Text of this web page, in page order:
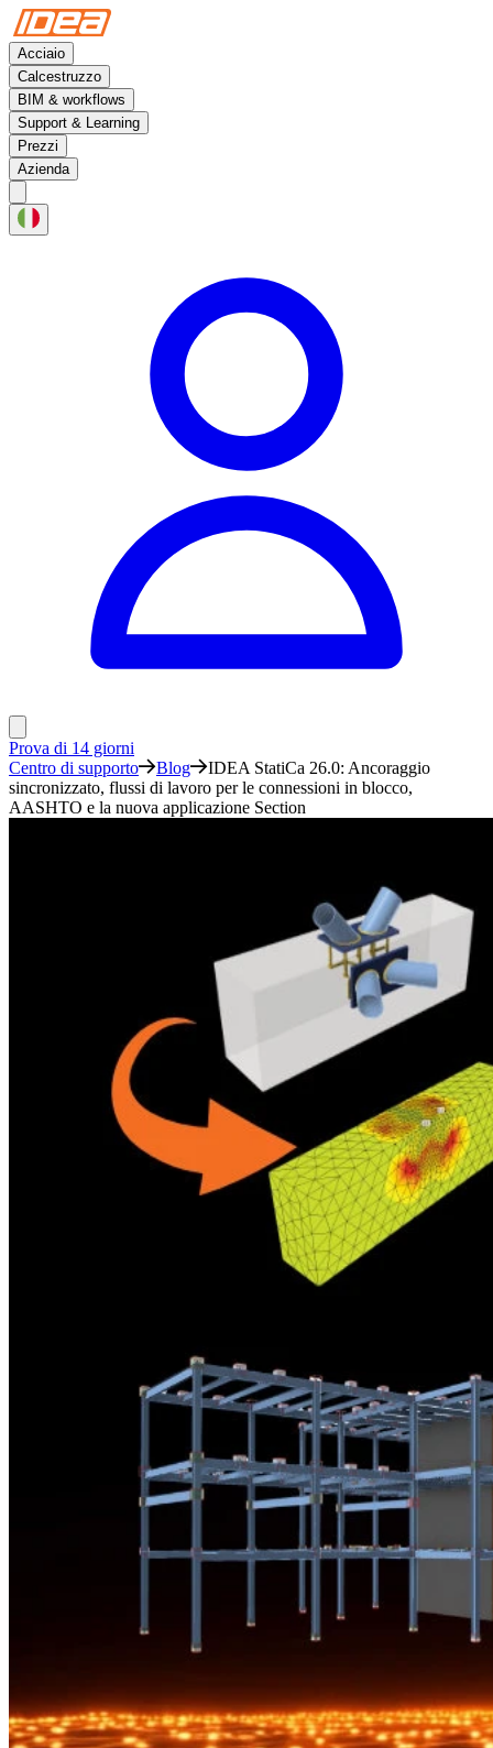
Acciaio
Calcestruzzo
BIM & workflows
Support & Learning
Prezzi
Azienda
Prova di 14 giorni
Centro di supporto
Blog
IDEA StatiCa 26.0: Ancoraggio
sincronizzato, flussi di lavoro per le connessioni in blocco,
AASHTO e la nuova applicazione Section